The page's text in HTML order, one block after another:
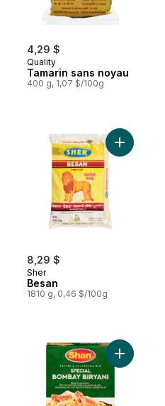
4,29 $
Quality
Tamarin sans noyau
400 g, 1,07 $/100g
Pois chiches au panier
8,29 $
Sher
Besan
1810 g, 0,46 $/100g
Ajouter
Riz basmati Noor au panierAjouter